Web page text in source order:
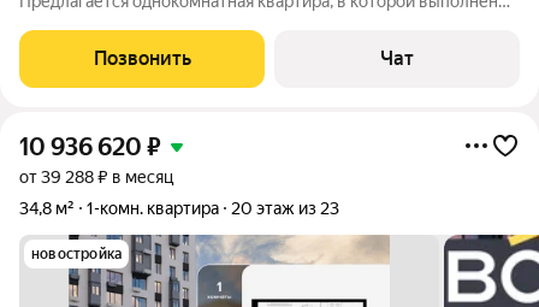
квартиры) с полной заменой всех инженерных коммуникаций
с использованием высокачественных
Позвонить Чат
10 936 620 ₽
от 39 288 ₽ в месяц
34,8 м²
1-комн. квартира 20 этаж из 23
новостройка